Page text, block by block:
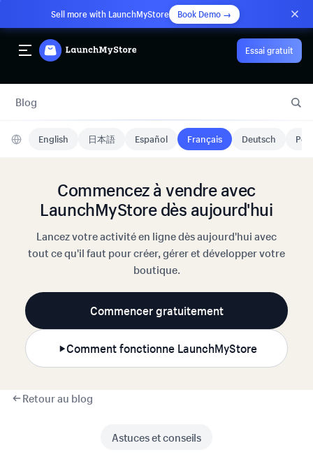
Sell more with LaunchMyStore Book Demo →
Essai gratuit
Blog
English 日本語 Español Français Deutsch
Commencez à vendre avec
LaunchMyStore dès aujourd'hui
Lancez votre activité en ligne dès aujourd'hui avec
tout ce qu'il faut pour créer, gérer et développer votre
boutique.
Commencer gratuitement
Comment fonctionne LaunchMyStore
Retour au blog
Astuces et conseils